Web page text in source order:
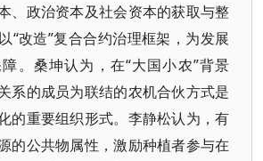
、政治资本及社会资本的获取与整
“改造”复合合约治理框架，为发展
。桑坤认为，在“大国小农”背景
系的成员为联结的农机合伙方式是
的重要组织形式。李静松认为，有
的公共物属性，激励种植者参与在